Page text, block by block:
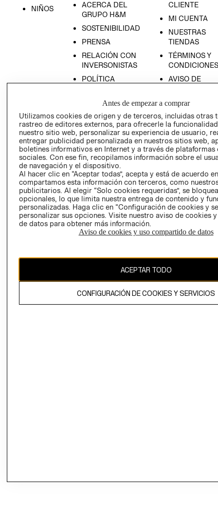
NIÑOS
ACERCA DEL
GRUPO H&M
SOSTENIBILIDAD
PRENSA
RELACIÓN CON
INVERSONISTAS
POLÍTICA
CLIENTE
MI CUENTA
NUESTRAS
TIENDAS
TÉRMINOS Y
CONDICIONES
AVISO DE
GIFT CARD
AVISO DE
COOKIES
LIBRO DE
Ecuador ($)
Antes de empezar a comprar
Utilizamos cookies de origen y de terceros, incluidas otras
rastreo de editores externos, para ofrecerle la
nuestro sitio web, personalizar su experiencia de usuario,
entregar publicidad personalizada en nuestros sitios web,
boletines informativos en Internet y a través de plataformas
sociales. Con ese fin, recopilamos información sobre el
de navegación y el dispositivo.
Al hacer clic en “Aceptar todas”, acepta y está de acuerdo
compartamos esta información con terceros, como
publicitarios. Al elegir “Solo cookies requeridas”, se
opcionales, lo que limita nuestra entrega de contenido y
personalizadas. Haga clic en “Configuración de cookies y
personalizar sus opciones. Visite nuestro aviso de cookies
de datos para obtener más información.
Aviso de cookies y uso compartido de datos
ACEPTAR TODO
CONFIGURACIÓN DE COOKIES Y SERVICIOS